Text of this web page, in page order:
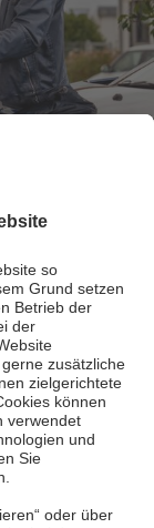
Auto